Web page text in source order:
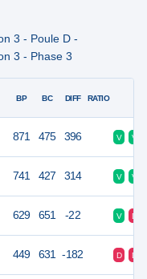
3 - Poule D -
3 - Phase 3
BP BC DIFF RATIO
871 475 396 V V
741 427 314 V V
629 651 -22 V D
449 631 -182 D D